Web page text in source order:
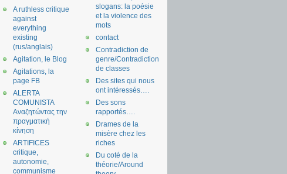
slogans: la poésie
et la violence des
mots
contact
Contradiction de
genre/Contradiction
de classes
Des sites qui nous
ont intéressés….
Des sons
rapportés….
Drames de la
misère chez les
riches
Du coté de la
théorie/Around
A ruthless critique
against
everything
existing
(rus/anglais)
Agitation, le Blog
Agitations, la
page FB
ALERTA
COMUNISTA
Αναζητώντας την
πραγματική
κίνηση
ARTIFICES
critique,
autonomie,
communisme